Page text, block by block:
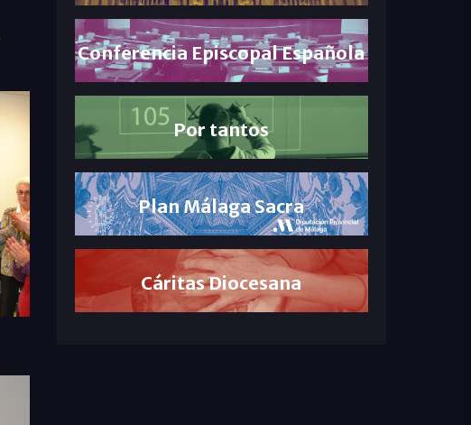
Conferencia Episcopal Española
Por tantos
Plan Málaga Sacra
Cáritas Diocesana